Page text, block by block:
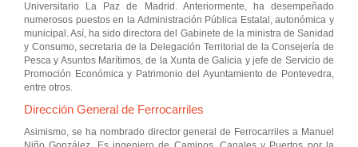
Universitario La Paz de Madrid. Anteriormente, ha desempeñado
numerosos puestos en la Administración Pública Estatal, autonómica y
municipal. Así, ha sido directora del Gabinete de la ministra de Sanidad
y Consumo, secretaria de la Delegación Territorial de la Consejería de
Pesca y Asuntos Marítimos, de la Xunta de Galicia y jefe de Servicio de
Promoción Económica y Patrimonio del Ayuntamiento de Pontevedra,
entre otros.
Dirección General de Ferrocarriles
Asimismo, se ha nombrado director general de Ferrocarriles a Manuel